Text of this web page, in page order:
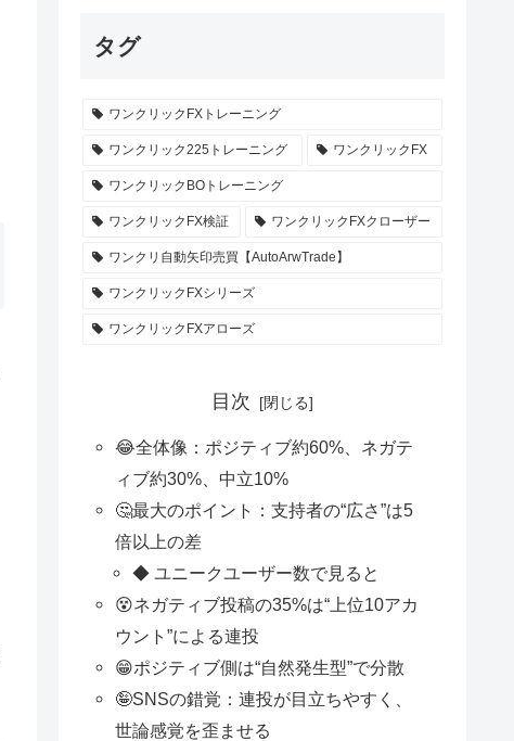
タグ
ワンクリックFXトレーニング
ワンクリック225トレーニング ワンクリックFX
ワンクリックBOトレーニング
ワンクリックFX検証 ワンクリックFXクローザー
ワンクリ自動矢印売買【AutoArwTrade】
ワンクリックFXシリーズ
ワンクリックFXアローズ
目次
😂全体像：ポジティブ約60%、ネガテ
ィブ約30%、中立10%
🤔最大のポイント：支持者の“広さ”は5
倍以上の差
◆ ユニークユーザー数で見ると
😵ネガティブ投稿の35%は“上位10アカ
ウント”による連投
😁ポジティブ側は“自然発生型”で分散
🤪SNSの錯覚：連投が目立ちやすく、
世論感覚を歪ませる